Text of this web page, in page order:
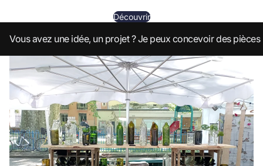
Découvrir
Vous avez une idée, un projet ? Je peux concevoir des